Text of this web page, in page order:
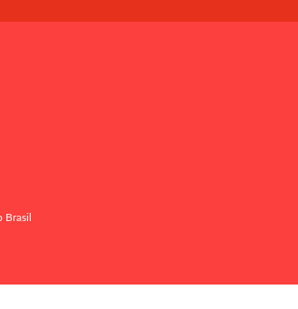
Brasil